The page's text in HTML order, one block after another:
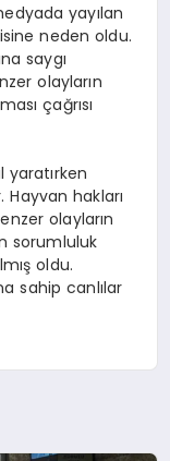
yayılan
neden oldu.
saygı
olayların
çağrısı
Hayvan hakları
olayların
sorumluluk
oldu.
sahip canlılar